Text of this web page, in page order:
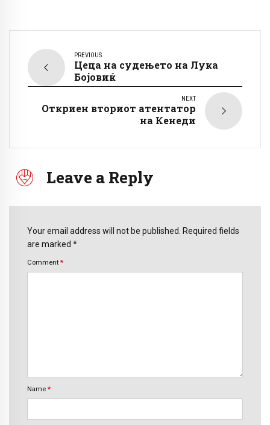
PREVIOUS
Цеца на судењето на Лука
Бојовиќ
NEXT
Откриен вториот атентатор
на Кенеди
Leave a Reply
Your email address will not be published. Required fields
are marked *
Comment *
Name *